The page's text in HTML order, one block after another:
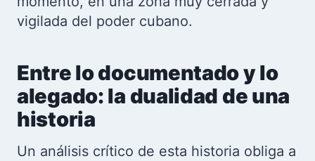
vigilada del poder cubano.
Entre lo documentado y lo
alegado: la dualidad de una
historia
Un análisis crítico de esta historia obliga a